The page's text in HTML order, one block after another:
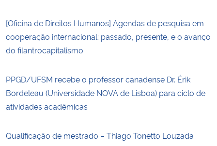
[Oficina de Direitos Humanos] Agendas de pesquisa em
cooperação internacional: passado, presente, e o avanço
do filantrocapitalismo
PPGD/UFSM recebe o professor canadense Dr. Érik
Bordeleau (Universidade NOVA de Lisboa) para ciclo de
atividades acadêmicas
Qualificação de mestrado – Thiago Tonetto Louzada